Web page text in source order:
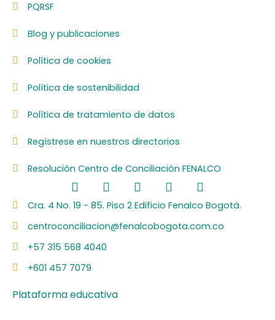
PQRSF
Blog y publicaciones
Política de cookies
Política de sostenibilidad
Política de tratamiento de datos
Regístrese en nuestros directorios
Resolución Centro de Conciliación FENALCO
F
a
c
e
b
o
o
k
L
i
n
e
d
i
I
n
s
t
a
Y
o
u
u
S
p
o
i
Cra. 4 No. 19 - 85. Piso 2 Edificio Fenalco Bogotá.
centroconciliacion@fenalcobogota.com.co
+57 315 568 4040
+601 457 7079
Plataforma educativa